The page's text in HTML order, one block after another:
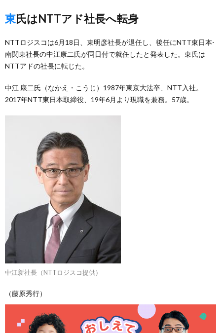
東氏はNTTアド社長へ転身
NTTロジスコは6月18日、東明彦社長が退任し、後任にNTT東日本-
南関東社長の中江康二氏が同日付で就任したと発表した。東氏は
NTTアドの社長に転じた。
中江 康二氏（なかえ・こうじ）1987年東京大法卒、NTT入社。
2017年NTT東日本取締役、19年6月より現職を兼務。57歳。
中江新社長（NTTロジスコ提供）
（藤原秀行）